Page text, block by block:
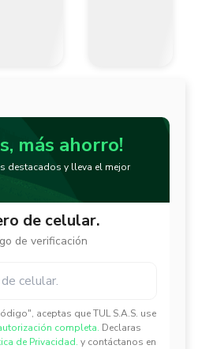
más ahorro!
destacados y lleva el mejor
de celular.
de verificación
aceptas que TUL S.A.S. use
completa. Declaras
de Privacidad. y contáctanos en
✕
✕